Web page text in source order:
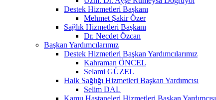
Destek Hizmetleri Başkanı
Mehmet Şakir Özer
Sağlık Hizmetleri Başkanı
Dr. Necdet Özcan
Başkan Yardımcılarımız
Destek Hizmetleri Başkan Yardımcılarımız
Kahraman ÖNCEL
Selami GÜZEL
Halk Sağlığı Hizmetleri Başkan Yardımcısı
Selim DAL
Kamu Hastaneleri Hizmetleri Başkan Yardımcısı